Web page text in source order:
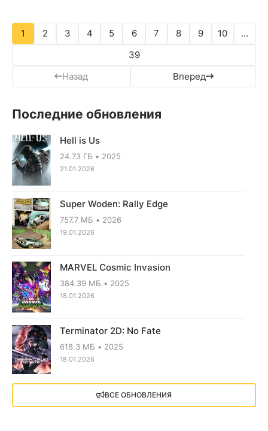
Назад
1 2 3 4 5 6 7 8 9 10
...
39
Вперед
Последние обновления
Hell is Us
24.73 ГБ 2025
21.01.2026
Super Woden: Rally Edge
757.7 МБ 2026
19.01.2026
MARVEL Cosmic Invasion
384.39 МБ 2025
18.01.2026
Terminator 2D: No Fate
618.3 МБ 2025
18.01.2026
X4: Foundations (2018)
13.73 GB 2018
ВСЕ ОБНОВЛЕНИЯ